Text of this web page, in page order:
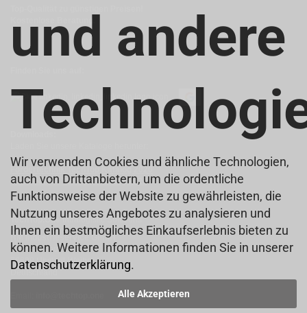
und andere
Wir verwenden Cookies und ähnliche Technologien,
auch von Drittanbietern, um die ordentliche
Funktionsweise der Website zu gewährleisten, die
Nutzung unseres Angebotes zu analysieren und
Ihnen ein bestmögliches Einkaufserlebnis bieten zu
können. Weitere Informationen finden Sie in unserer
Datenschutzerklärung.
Alle Akzeptieren
Hebetechnik TechTop Katalog 2020
TechTop.OneIntralogistic Solutions
HM Industrieservice GmbH
Großer Sand 3
76698 Ubstadt-Weiher